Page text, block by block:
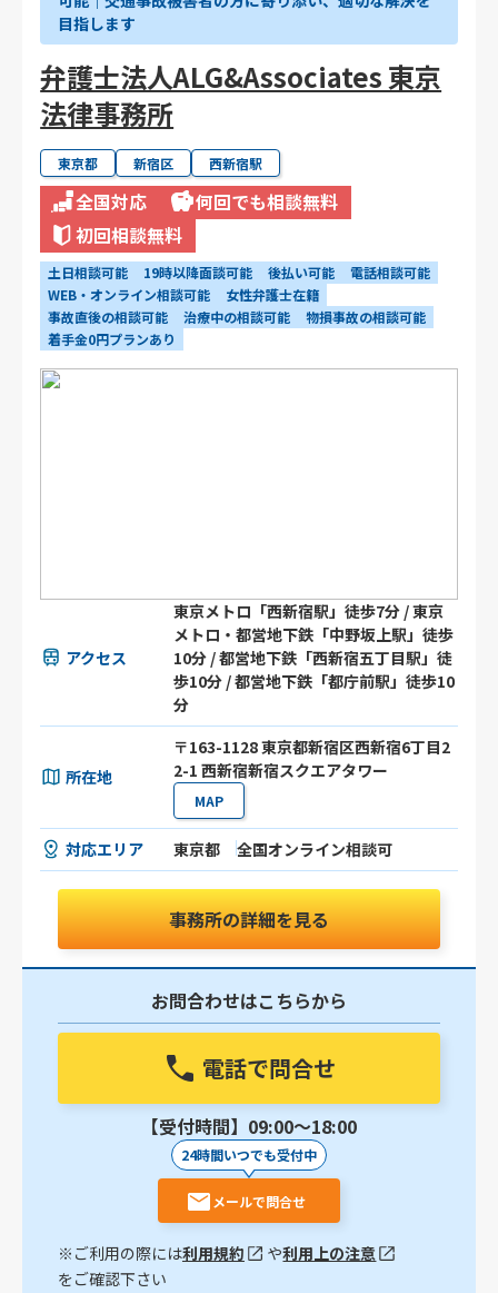
目指します
弁護士法人ALG&Associates 東京
法律事務所
東京都 新宿区 西新宿駅
全国対応
何回でも相談無料
初回相談無料
土日相談可能 19時以降面談可能 後払い可能
電話相談可能
WEB・オンライン相談可能
女性弁護士在籍
事故直後の相談可能
治療中の相談可能
物損事故の相談可能
着手金0円プランあり
アクセス
東京メトロ「西新宿駅」徒歩7分 / 東京
メトロ・都営地下鉄「中野坂上駅」徒歩
10分 / 都営地下鉄「西新宿五丁目駅」徒
歩10分 / 都営地下鉄「都庁前駅」徒歩10
分
所在地
〒163-1128 東京都新宿区西新宿6丁目2
2-1 西新宿新宿スクエアタワー
MAP
対応エリア 東京都 全国オンライン相談可
事務所の詳細を見る
お問合わせはこちらから
電話で問合せ
【受付時間】09:00〜18:00
24時間いつでも受付中
メールで問合せ
※ご利用の際には利用規約 や利用上の注意
をご確認下さい